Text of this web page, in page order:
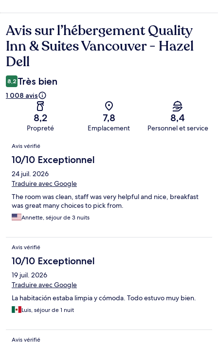
Avis
Avis sur l’hébergement Quality
Inn & Suites Vancouver - Hazel
Dell
8,2 Très bien
1 008 avis
8,2
Propreté
7,8
Emplacement
8,4
Personnel et service
Avis
Avis vérifié
10/10 Exceptionnel
24 juil. 2026
Traduire avec Google
The room was clean, staff was very helpful and nice, breakfast
was great many choices to pick from.
Annette, séjour de 3 nuits
Avis vérifié
10/10 Exceptionnel
19 juil. 2026
Traduire avec Google
La habitación estaba limpia y cómoda. Todo estuvo muy bien.
Luis, séjour de 1 nuit
Avis vérifié